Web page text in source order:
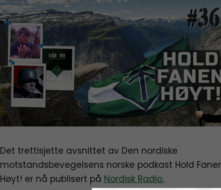
Det trettisjette avsnittet av Den nordiske
motstandsbevegelsens norske podkast Hold
Høyt! er nå publisert på Nordisk Radio.